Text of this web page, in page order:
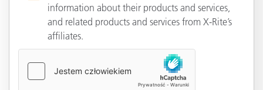
information about their products and services,
and related products and services from X-Rite’s
affiliates.